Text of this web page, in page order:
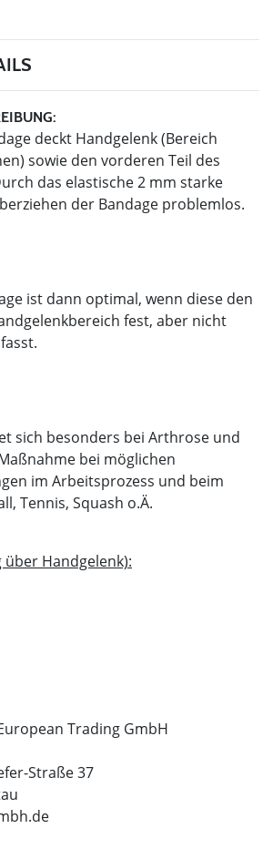
deckt Handgelenk (Bereich
sowie den vorderen Teil des
das elastische 2 mm starke
der Bandage problemlos.
ist dann optimal, wenn diese den
fest, aber nicht
sich besonders bei Arthrose und
bei möglichen
im Arbeitsprozess und beim
Tennis, Squash o.Ä.
Handgelenk):
Trading GmbH
Straße 37